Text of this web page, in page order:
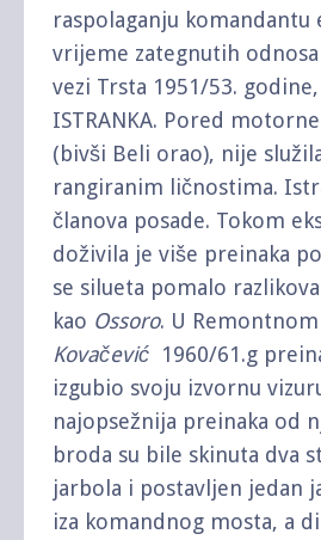
raspolaganju komandantu
vrijeme zategnutih
vezi Trsta 1951/53.
ISTRANKA. Pored motorne
(bivši Beli orao), nije
rangiranim ličnostima.
članova posade. Tokom
doživila je više preinaka
se silueta pomalo
kao Ossoro. U Remontnom
Kovačević 1960/61.g
izgubio svoju izvornu
najopsežnija preinaka od
broda su bile skinuta dva
jarbola i postavljen jedan
iza komandnog mosta, a